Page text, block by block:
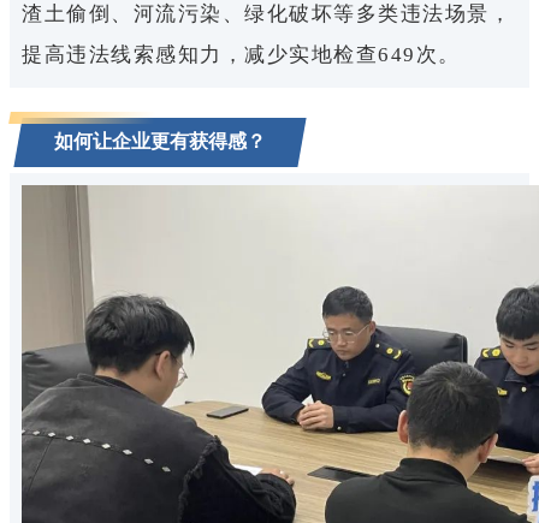
渣土偷倒、河流污染、绿化破坏等多类违法场景，
提高违法线索感知力，减少实地检查649次。
如何让企业更有获得感？